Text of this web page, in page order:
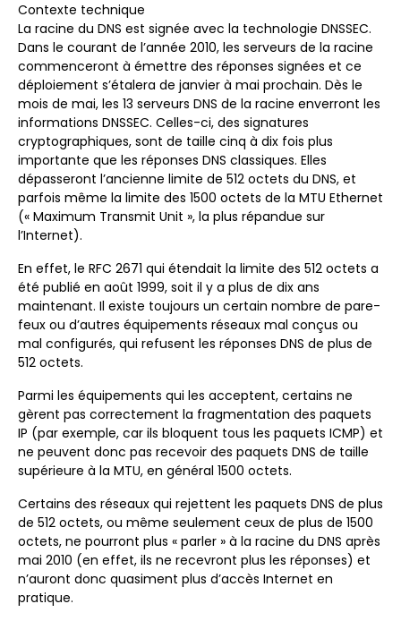
Contexte technique
La racine du DNS est signée avec la technologie DNSSEC.
Dans le courant de l’année 2010, les serveurs de la racine
commenceront à émettre des réponses signées et ce
déploiement s’étalera de janvier à mai prochain. Dès le
mois de mai, les 13 serveurs DNS de la racine enverront les
informations DNSSEC. Celles-ci, des signatures
cryptographiques, sont de taille cinq à dix fois plus
importante que les réponses DNS classiques. Elles
dépasseront l’ancienne limite de 512 octets du DNS, et
parfois même la limite des 1500 octets de la MTU Ethernet
(« Maximum Transmit Unit », la plus répandue sur
l’Internet).
En effet, le RFC 2671 qui étendait la limite des 512 octets a
été publié en août 1999, soit il y a plus de dix ans
maintenant. Il existe toujours un certain nombre de pare-
feux ou d’autres équipements réseaux mal conçus ou
mal configurés, qui refusent les réponses DNS de plus de
512 octets.
Parmi les équipements qui les acceptent, certains ne
gèrent pas correctement la fragmentation des paquets
IP (par exemple, car ils bloquent tous les paquets ICMP) et
ne peuvent donc pas recevoir des paquets DNS de taille
supérieure à la MTU, en général 1500 octets.
Certains des réseaux qui rejettent les paquets DNS de plus
de 512 octets, ou même seulement ceux de plus de 1500
octets, ne pourront plus « parler » à la racine du DNS après
mai 2010 (en effet, ils ne recevront plus les réponses) et
n’auront donc quasiment plus d’accès Internet en
pratique.